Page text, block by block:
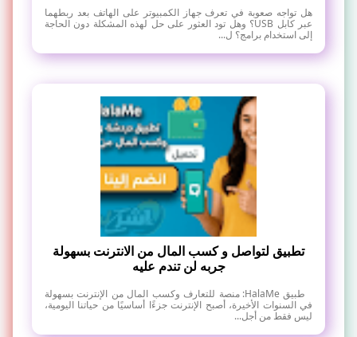
هل تواجه صعوبة في تعرف جهاز الكمبيوتر على الهاتف بعد ربطهما
عبر كابل USB؟ وهل تود العثور على حل لهذه المشكلة دون الحاجة
إلى استخدام برامج؟ ل...
تطبيق لتواصل و كسب المال من الانترنت بسهولة
جربه لن تندم عليه
طبيق HalaMe: منصة للتعارف وكسب المال من الإنترنت بسهولة
في السنوات الأخيرة، أصبح الإنترنت جزءًا أساسيًا من حياتنا اليومية،
ليس فقط من أجل...